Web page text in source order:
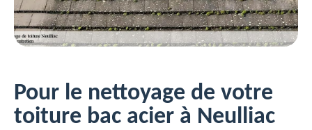
Pour le nettoyage de votre
toiture bac acier à Neulliac